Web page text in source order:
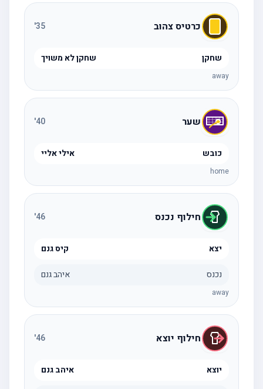
כרטיס צהוב 35
'
שחקן שחקן לא משויך
away
שער 40
'
כובש אילי אליי
home
חילוף נכנס 46
'
יצא קיס גנם
נכנס איהב גנם
away
חילוף יוצא 46
'
יוצא איהב גנם